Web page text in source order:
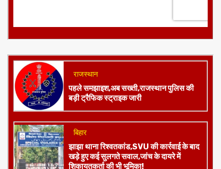
राजस्थान
पहले समझाइश,अब सख्ती,राजस्थान पुलिस की
बड़ी ट्रैफिक स्ट्राइक जारी
बिहार
झाझा थाना रिश्वतकांड,SVU की कार्रवाई के बाद
खड़े हुए कई सुलगते सवाल,जांच के दायरे में
शिकायतकर्ता की भी भूमिका!